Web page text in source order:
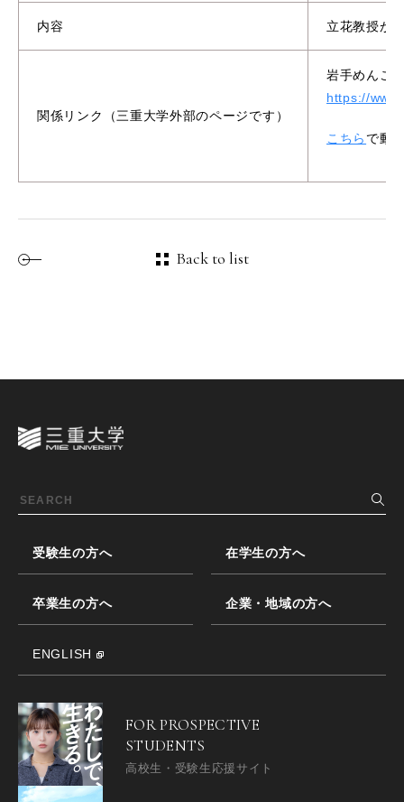
内容 立花教授が
関係リンク（三重大学外部のページです）
岩手めんこ
https://
こちら で動
Back to list
受験生の方へ 在学生の方へ
卒業生の方へ 企業・地域の方へ
ENGLISH
FOR PROSPECTIVE
STUDENTS
高校生・受験生応援サイト